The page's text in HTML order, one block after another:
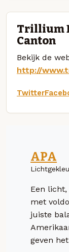
Trillium
Canton
Bekijk de
http://
Twitter
APA
Een
met
juiste
geven het